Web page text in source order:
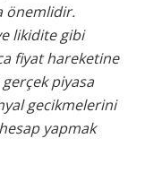
önemlidir.
likidite gibi
fiyat hareketine
piyasa
gecikmelerini
yapmak